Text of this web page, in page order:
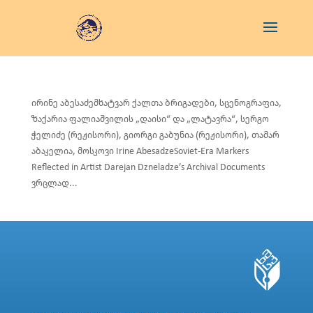
ირინე აბესაძემხატვარ ქალთა ბრიგადები, სცენოგრაფია,
ზაქარია ფალიაშვილის „დაისი“ და „ლატავრა“, სერგო
ჭელიძე (რეჟისორი), გიორგი გაბუნია (რეჟისორი), თამარ
აბაკელია, მოსკოვი Irine AbesadzeSoviet-Era Markers
Reflected in Artist Darejan Dzneladze’s Archival Documents
ვრცლად...